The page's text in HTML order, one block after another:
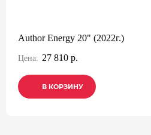
Author Energy 20" (2022г.)
Цена: 27 810 р.
В КОРЗИНУ
В КОРЗИНУ
В КОРЗИНУ